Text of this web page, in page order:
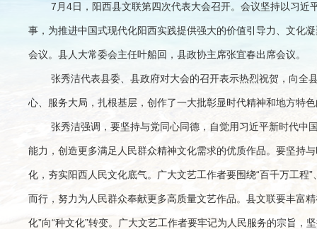
7月4日，阳西县文联第四次代表大会召开。会议坚持以习
事，为推进中国式现代化阳西实践提供强大的价值引导力、文化
会议。 县人大常委会主任叶船回，县政协主席张宜春出席会议。
张秀洁代表县委、县政府对大会的召开表示热烈祝贺，向全
心、服务大局，扎根基层，创作了一大批彰显时代精神和地方特
张秀洁强调 ， 要坚持与党同心同德，自觉用习近平新时代中
能力，创造更多满足人民群众精神文化需求的优质作品。 要坚持
化，夯实阳西人民文化底气。广大文艺工作者要围绕“百千万工
而行，努力为人民群众奉献更多高质量文艺作品。 县文联要丰富
化”向“种文化”转变。广大文艺工作者要牢记为人民服务的宗旨